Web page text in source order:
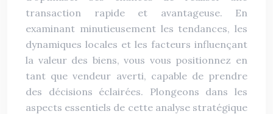
transaction rapide et avantageuse. En
examinant minutieusement les tendances, les
dynamiques locales et les facteurs influençant
la valeur des biens, vous vous positionnez en
tant que vendeur averti, capable de prendre
des décisions éclairées. Plongeons dans les
aspects essentiels de cette analyse stratégique